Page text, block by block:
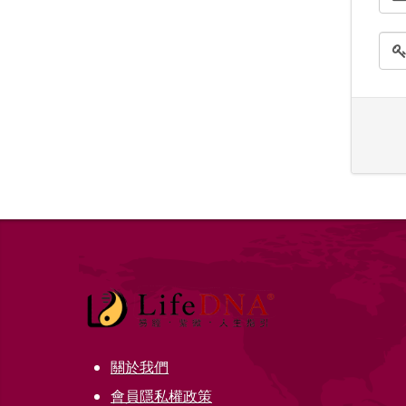
關於我們
會員隱私權政策